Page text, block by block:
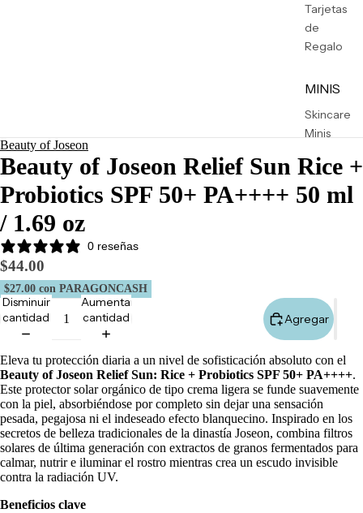
Tarjetas
de
Regalo
MINIS
Skincare
Minis
Makeup
Minis
Hair
Minis
Todos
LO +
BUSCA
DO
Sol de
Beauty of Joseon
Beauty of Joseon Relief Sun Rice +
Probiotics SPF 50+ PA++++ 50 ml
/ 1.69 oz
0 reseñas
$44.00
$27.00 con PARAGONCASH
Disminuir
cantidad
Aumentar
cantidad
Agregar
Eleva tu protección diaria a un nivel de sofisticación absoluto con el
Beauty of Joseon Relief Sun: Rice + Probiotics SPF 50+ PA++++.
Este protector solar orgánico de tipo crema ligera se funde suavemente
con la piel, absorbiéndose por completo sin dejar una sensación
pesada, pegajosa ni el indeseado efecto blanquecino. Inspirado en los
secretos de belleza tradicionales de la dinastía Joseon, combina filtros
solares de última generación con extractos de granos fermentados para
calmar, nutrir e iluminar el rostro mientras crea un escudo invisible
contra la radiación UV.
Beneficios clave